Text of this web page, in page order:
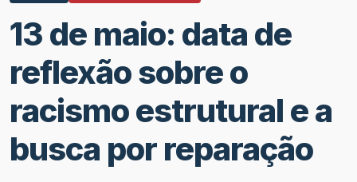
13 de maio: data de
reflexão sobre o
racismo estrutural e a
busca por reparação